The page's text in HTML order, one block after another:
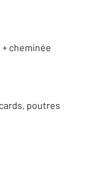
cheminée
poutres